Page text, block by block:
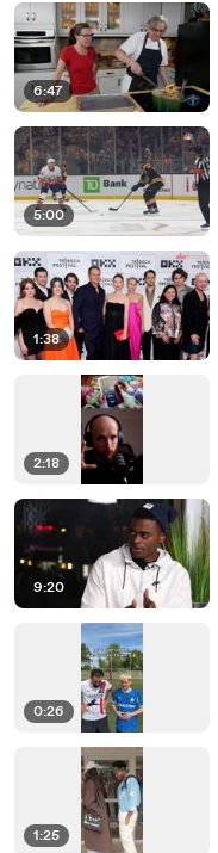
6:47
5:00
1:38
2:18
9:20
0:26
1:25